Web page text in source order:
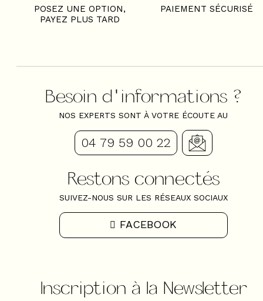
POSEZ UNE OPTION,
PAYEZ PLUS TARD
PAIEMENT SÉCURISÉ
Besoin d'informations ?
NOS EXPERTS SONT À VOTRE ÉCOUTE AU
04 79 59 00 22
Restons connectés
SUIVEZ-NOUS SUR LES RÉSEAUX SOCIAUX
FACEBOOK
Inscription à la Newsletter